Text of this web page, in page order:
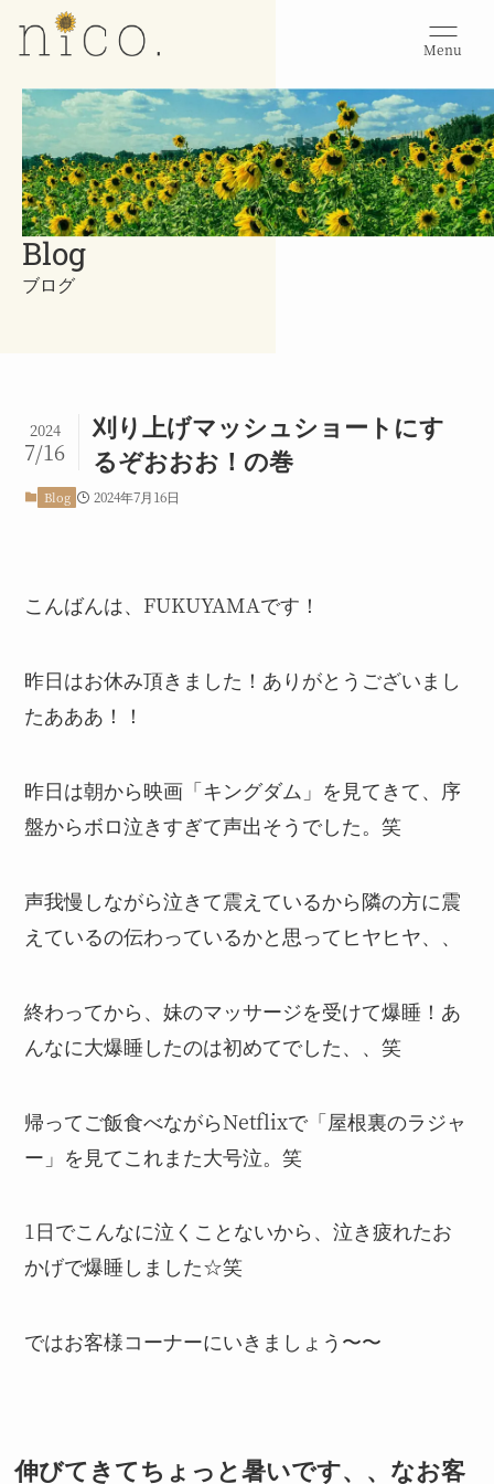
Menu
Blog
ブログ
刈り上げマッシュショートにす
るぞおおお！の巻
2024
7/16
Blog 2024年7月16日
こんばんは、FUKUYAMAです！
昨日はお休み頂きました！ありがとうございまし
たあああ！！
昨日は朝から映画「キングダム」を見てきて、序
盤からボロ泣きすぎて声出そうでした。笑
声我慢しながら泣きて震えているから隣の方に震
えているの伝わっているかと思ってヒヤヒヤ、、
終わってから、妹のマッサージを受けて爆睡！あ
んなに大爆睡したのは初めてでした、、笑
帰ってご飯食べながらNetflixで「屋根裏のラジャ
ー」を見てこれまた大号泣。笑
1日でこんなに泣くことないから、泣き疲れたお
かげで爆睡しました☆笑
ではお客様コーナーにいきましょう〜〜
伸びてきてちょっと暑いです、、なお客